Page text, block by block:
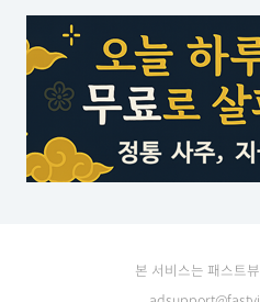
본 서비스는 패스트